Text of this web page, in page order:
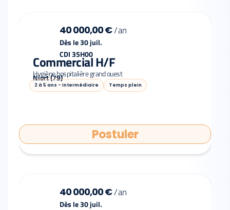
40 000,00 €/an
Dès le 30 juil.
CDI 35H00
Commercial H/F
Hygiène hospitalière grand ouest
Niort (79)
2 à 5 ans - Intermédiaire Temps plein
Postuler
40 000,00 €/an
Dès le 30 juil.